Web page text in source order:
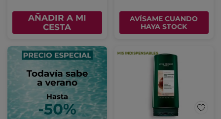
AÑADIR A MI
CESTA
AVÍSAME CUANDO
HAYA STOCK